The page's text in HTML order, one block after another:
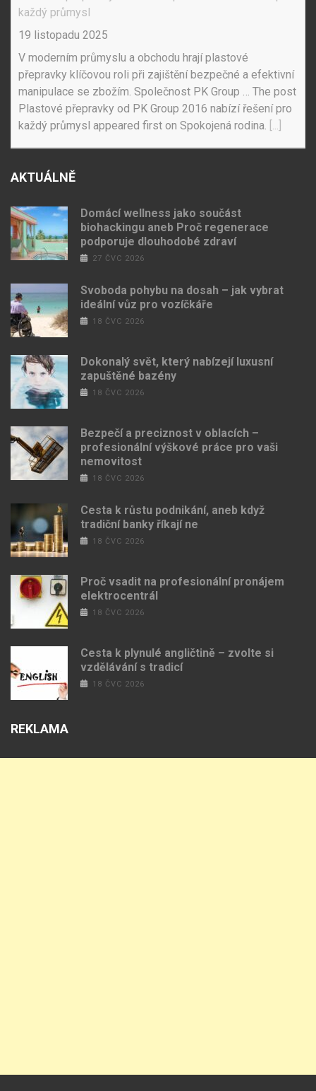
každý průmysl
19 listopadu 2025
V moderním průmyslu a obchodu hrají plastové
přepravky klíčovou roli při zajištění bezpečné a efektivní
manipulace se zbožím. Společnost PK Group … The post
Plastové přepravky od PK Group 2016 nabízí řešení pro
každý průmysl appeared first on Spokojená rodina.
AKTUÁLNĚ
Domácí wellness jako součást
biohackingu aneb Proč regenerace
podporuje dlouhodobé zdraví
27 ČVC 2026
Svoboda pohybu na dosah – jak vybrat
ideální vůz pro vozíčkáře
18 ČVC 2026
Dokonalý svět, který nabízejí luxusní
zapuštěné bazény
18 ČVC 2026
Bezpečí a preciznost v oblacích –
profesionální výškové práce pro vaši
nemovitost
18 ČVC 2026
Cesta k růstu podnikání, aneb když
tradiční banky říkají ne
18 ČVC 2026
Proč vsadit na profesionální pronájem
elektrocentrál
18 ČVC 2026
Cesta k plynulé angličtině – zvolte si
vzdělávání s tradicí
18 ČVC 2026
REKLAMA